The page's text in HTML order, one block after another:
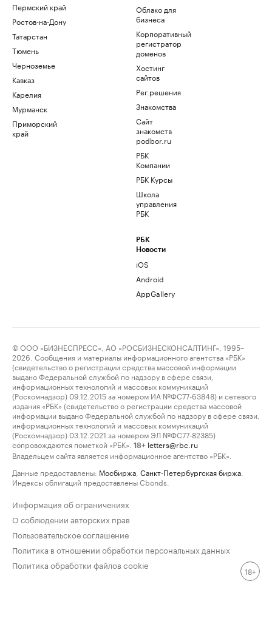
Пермский край
Ростов-на-Дону
Татарстан
Тюмень
Черноземье
Кавказ
Карелия
Мурманск
Приморский
край
Облако для
бизнеса
Корпоративный
регистратор
доменов
Хостинг
сайтов
Рег.решения
Знакомства
Сайт
знакомств
podbor.ru
РБК
Компании
РБК Курсы
Школа
управления
РБК
РБК
Новости
iOS
Android
AppGallery
© ООО «БИЗНЕСПРЕСС», АО «РОСБИЗНЕСКОНСАЛТИНГ», 1995–
2026. Сообщения и материалы информационного агентства «РБК»
(свидетельство о регистрации средства массовой информации
выдано Федеральной службой по надзору в сфере связи,
информационных технологий и массовых коммуникаций
(Роскомнадзор) 09.12.2015 за номером ИА №ФС77-63848) и сетевого
издания «РБК» (свидетельство о регистрации средства массовой
информации выдано Федеральной службой по надзору в сфере связи,
информационных технологий и массовых коммуникаций
(Роскомнадзор) 03.12.2021 за номером ЭЛ №ФС77-82385)
сопровождаются пометкой «РБК».
18+ letters@rbc.ru
Владельцем сайта является информационное агентство «РБК».
Данные предоставлены: Мосбиржа Санкт-Петербургская биржа
Индексы облигаций предоставлены Cbonds.
Информация об ограничениях
О соблюдении авторских прав
Пользовательское соглашение
Политика в отношении обработки персональных данных
Политика обработки файлов cookie
18+